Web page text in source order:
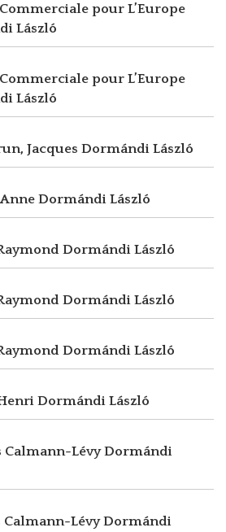
pour L’Europe
László
pour L’Europe
László
Jacques Dormándi László
Dormándi László
Dormándi László
Dormándi László
Dormándi László
Dormándi László
Calmann-LévyDormándi
Calmann-LévyDormándi